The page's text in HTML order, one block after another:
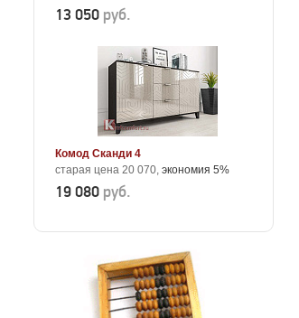
13 050 руб.
Комод Сканди 4
старая цена 20 070, экономия 5%
19 080 руб.